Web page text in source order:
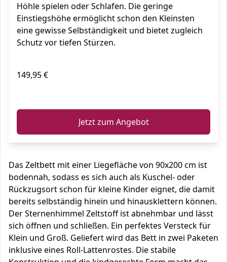
Höhle spielen oder Schlafen. Die geringe
Einstiegshöhe ermöglicht schon den Kleinsten
eine gewisse Selbständigkeit und bietet zugleich
Schutz vor tiefen Stürzen.
149,95 €
Jetzt zum Angebot
Das Zeltbett mit einer Liegefläche von 90x200 cm ist
bodennah, sodass es sich auch als Kuschel- oder
Rückzugsort schon für kleine Kinder eignet, die damit
bereits selbständig hinein und hinausklettern können.
Der Sternenhimmel Zeltstoff ist abnehmbar und lässt
sich öffnen und schließen. Ein perfektes Versteck für
Klein und Groß. Geliefert wird das Bett in zwei Paketen
inklusive eines Roll-Lattenrostes. Die stabile